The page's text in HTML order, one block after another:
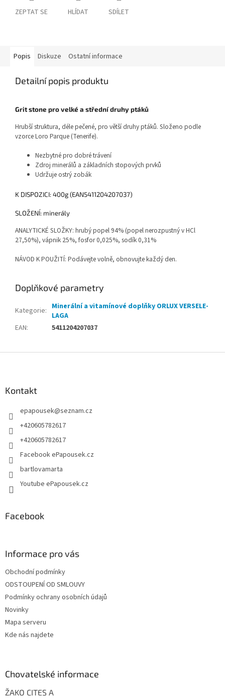
ZEPTAT SE HLÍDAT SDÍLET
Popis Diskuze Ostatní informace
Detailní popis produktu
Grit stone pro velké a střední druhy ptáků
Hrubší struktura, déle pečené, pro větší druhy ptáků. Složeno podle
vzorce Loro Parque (Tenerife).
Nezbytné pro dobré trávení
Zdroj minerálů a základních stopových prvků
Udržuje ostrý zobák
K DISPOZICI: 400g (EAN5411204207037)
SLOŽENÍ: minerály
ANALYTICKÉ SLOŽKY: hrubý popel 94% (popel nerozpustný v HCl
27,50%), vápnik 25%, fosfor 0,025%, sodík 0,31%
NÁVOD K POUŽITÍ: Podávejte volně, obnovujte každý den.
Doplňkové parametry
Kategorie: Minerální a vitamínové doplňky ORLUX VERSELE-
LAGA
EAN: 5411204207037
Kontakt
epapousek@seznam.cz
+420605782617
+420605782617
Facebook ePapousek.cz
bartlovamarta
Youtube ePapousek.cz
Facebook
Informace pro vás
Obchodní podmínky
ODSTOUPENÍ OD SMLOUVY
Podmínky ochrany osobních údajů
Novinky
Mapa serveru
Kde nás najdete
Chovatelské informace
ŽAKO CITES A